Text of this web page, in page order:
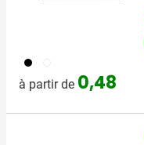
001 002
à partir de 0,48